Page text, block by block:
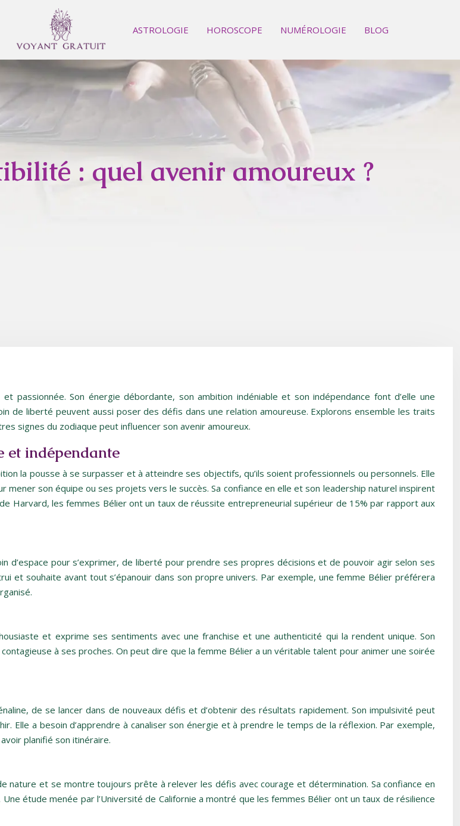
ASTROLOGIE HOROSCOPE NUMÉROLOGIE BLOG
: quel avenir amoureux ?
Son énergie débordante, son ambition indéniable et son indépendance font d’elle une
de liberté peuvent aussi poser des défis dans une relation amoureuse. Explorons ensemble les traits
signes du zodiaque peut influencer son avenir amoureux.
et indépendante
la pousse à se surpasser et à atteindre ses objectifs, qu’ils soient professionnels ou personnels. Elle
son équipe ou ses projets vers le succès. Sa confiance en elle et son leadership naturel inspirent
Harvard, les femmes Bélier ont un taux de réussite entrepreneurial supérieur de 15% par rapport aux
d’espace pour s’exprimer, de liberté pour prendre ses propres décisions et de pouvoir agir selon ses
et souhaite avant tout s’épanouir dans son propre univers. Par exemple, une femme Bélier préférera
et exprime ses sentiments avec une franchise et une authenticité qui la rendent unique. Son
à ses proches. On peut dire que la femme Bélier a un véritable talent pour animer une soirée
de se lancer dans de nouveaux défis et d’obtenir des résultats rapidement. Son impulsivité peut
Elle a besoin d’apprendre à canaliser son énergie et à prendre le temps de la réflexion. Par exemple,
planifié son itinéraire.
nature et se montre toujours prête à relever les défis avec courage et détermination. Sa confiance en
étude menée par l’Université de Californie a montré que les femmes Bélier ont un taux de résilience